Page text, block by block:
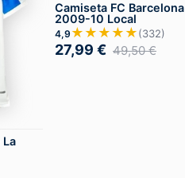
Camiseta FC Barcelona
2009-10 Local
4,9 ★★★★★(332)
27,99 € 49,50€